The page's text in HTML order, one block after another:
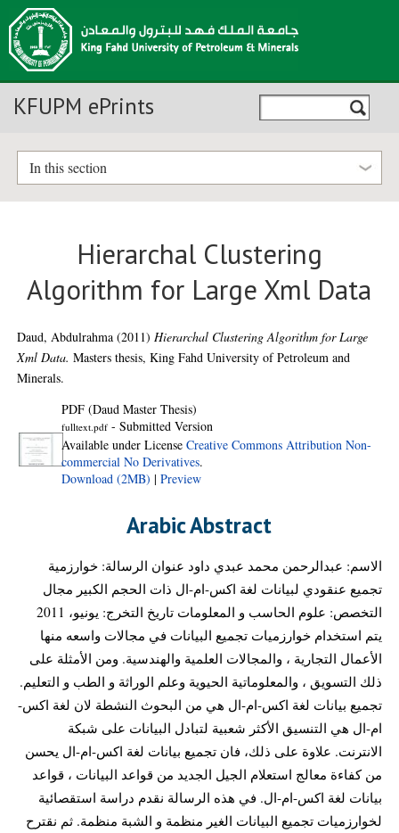
KFUPM ePrints
In this section
Hierarchal Clustering
Algorithm for Large Xml Data
Daud, Abdulrahma (2011)Hierarchal Clustering Algorithm for Large
Xml Data. Masters thesis, King Fahd University of Petroleum and
Minerals.
PDF (Daud Master Thesis)
fulltext.pdf - Submitted Version
Available under LicenseCreative Commons Attribution Non-
commercial No Derivatives.
Download (2MB) |Preview
Arabic Abstract
الاسم: عبدالرحمن محمد عبدي داود عنوان الرسالة: خوارزمية
تجميع عنقودي لبيانات لغة اكس-ام-ال ذات الحجم الكبير مجال
التخصص: علوم الحاسب و المعلومات تاريخ التخرج: يونيو، 2011
يتم استخدام خوارزميات تجميع البيانات في مجالات واسعه منها
الأعمال التجارية ، والمجالات العلمية والهندسية. ومن الأمثلة على
ذلك التسويق ، والمعلوماتية الحيوية وعلم الوراثة و الطب و التعليم.
تجميع بيانات لغة اكس-ام-ال هي من البحوث النشطة لان لغة اكس-
ام-ال هي التنسيق الأكثر شعبية لتبادل البيانات على شبكة
الانترنت. علاوة على ذلك، فان تجميع بيانات لغة اكس-ام-ال يحسن
من كفاءة معالج استعلام الجيل الجديد من قواعد البيانات ، قواعد
بيانات لغة اكس-ام-ال. في هذه الرسالة نقدم دراسة استقصائية
لخوارزميات تجميع البيانات الغير منظمة و الشبة منظمة. ثم نقترح